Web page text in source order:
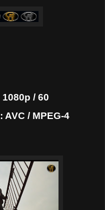
1080p / 60
: AVC / MPEG-4